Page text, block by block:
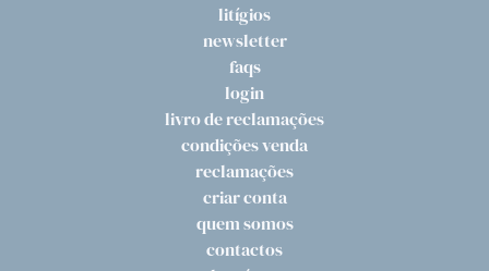
litígios
newsletter
faqs
login
livro de reclamações
condições venda
reclamações
criar conta
quem somos
contactos